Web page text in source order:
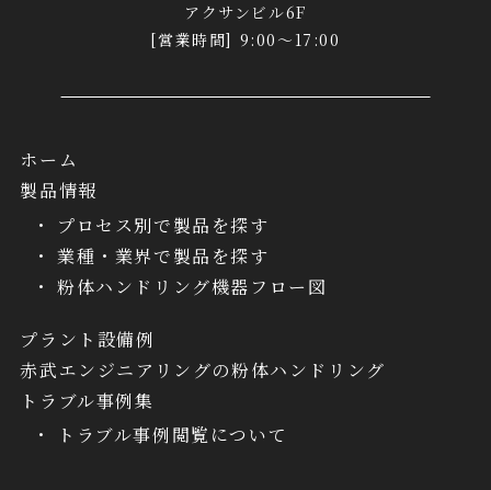
アクサンビル6F
[営業時間] 9:00～17:00
ホーム
製品情報
プロセス別で製品を探す
業種・業界で製品を探す
粉体ハンドリング機器フロー図
プラント設備例
赤武エンジニアリングの粉体ハンドリング
トラブル事例集
トラブル事例閲覧について